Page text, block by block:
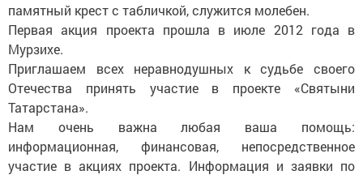
памятный крест с табличкой, служится молебен.
Первая акция проекта прошла в июле 2012 года в
Мурзихе.
Приглашаем всех неравнодушных к судьбе своего
Отечества принять участие в проекте «Святыни
Татарстана».
Нам очень важна любая ваша помощь:
информационная, финансовая, непосредственное
участие в акциях проекта. Информация и заявки по